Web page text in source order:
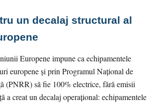
un decalaj structural al
Europene impune ca echipamentele
europene și prin Programul Național de
(PNRR) să fie 100% electrice, fără emisii
a creat un decalaj operațional: echipamentele